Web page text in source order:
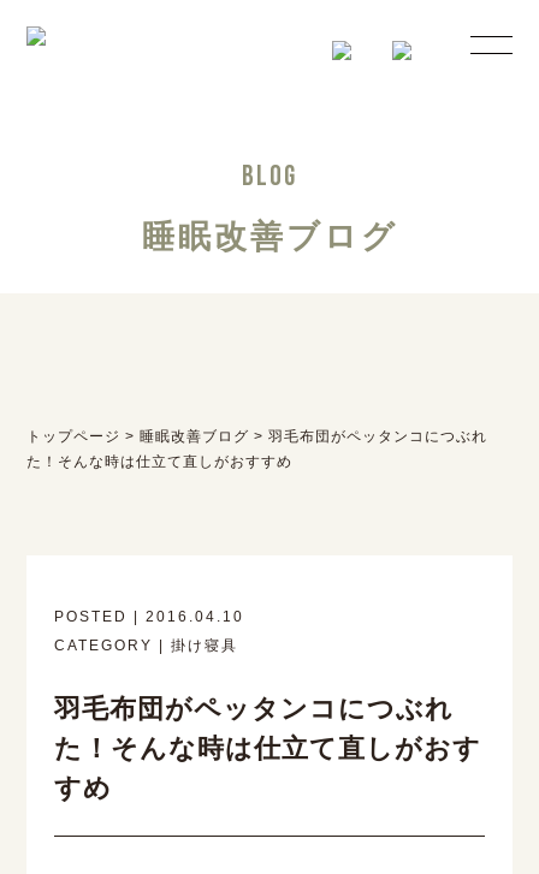
BLOG
睡眠改善ブログ
トップページ > 睡眠改善ブログ >羽毛布団がペッタンコにつぶれ
た！そんな時は仕立て直しがおすすめ
POSTED | 2016.04.10
CATEGORY | 掛け寝具
羽毛布団がペッタンコにつぶれ
た！そんな時は仕立て直しがおす
すめ